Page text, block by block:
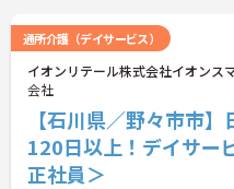
通所介護（デイサービス）
イオンリテール株式会社イオンス
会社
【石川県／野々市市
120日以上！デイサー
正社員＞